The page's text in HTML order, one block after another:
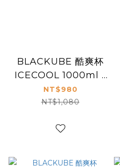
BLACKUBE 酷爽杯
ICECOOL 1000ml -
丁香紫
NT$980
NT$1,080